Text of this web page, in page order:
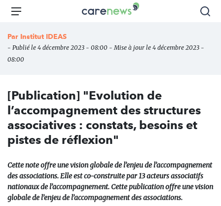
Aller
principal
Carenews,
des
Menu
Par Institut IDEAS
- Publié le 4 décembre 2023 - 08:00 - Mise à jour le 4 décembre 2023 -
08:00
[Publication] "Evolution de
l’accompagnement des structures
associatives : constats, besoins et
pistes de réflexion"
Cette note offre une vision globale de l’enjeu de l’accompagnement
des associations. Elle est co-construite par 13 acteurs associatifs
nationaux de l’accompagnement. Cette publication offre une vision
globale de l’enjeu de l’accompagnement des associations.